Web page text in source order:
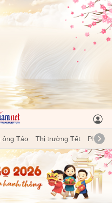
ông Táo Thị trường Tết Phong